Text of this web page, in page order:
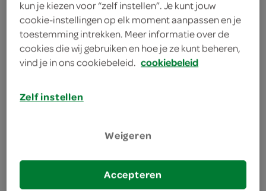
producten, maar worden wél automatisch
verwerkt in de winkelmand.
Proef de herfst met Texels dieprode bock!
kun je kiezen voor “zelf instellen”. Je kunt jouw
cookie-instellingen op elk moment aanpassen en je
toestemming intrekken. Meer informatie over de
cookies die wij gebruiken en hoe je ze kunt beheren,
vind je in ons cookiebeleid. cookiebeleid
Zelf instellen
Weigeren
Accepteren